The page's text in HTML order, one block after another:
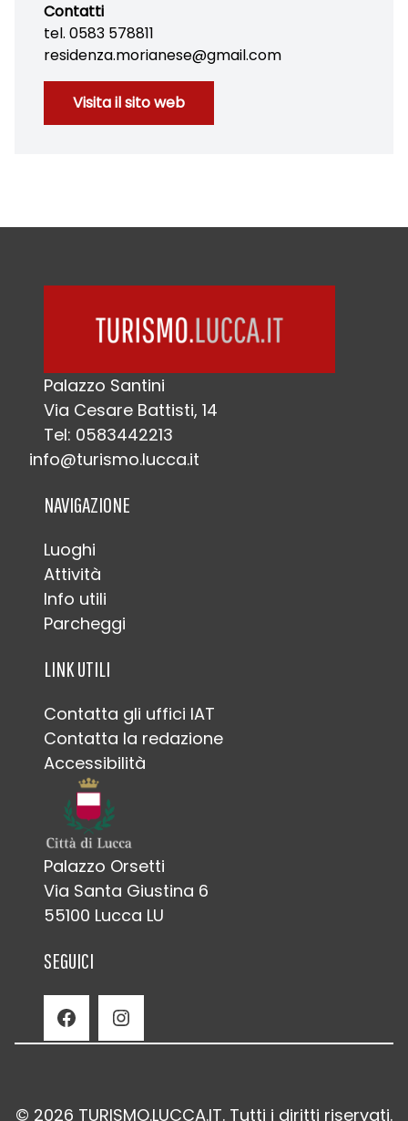
Contatti
tel. 0583 578811
residenza.morianese@gmail.com
Visita il sito web
Palazzo Santini
Via Cesare Battisti, 14
Tel: 0583442213
info@turismo.lucca.it
NAVIGAZIONE
Luoghi
Attività
Info utili
Parcheggi
LINK UTILI
Contatta gli uffici IAT
Contatta la redazione
Accessibilità
Palazzo Orsetti
Via Santa Giustina 6
55100 Lucca LU
SEGUICI
Facebook Instagram
© 2026 TURISMO.LUCCA.IT. Tutti i diritti riservati.